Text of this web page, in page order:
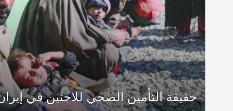
حقيقة التأمين الصحي للاجئين في